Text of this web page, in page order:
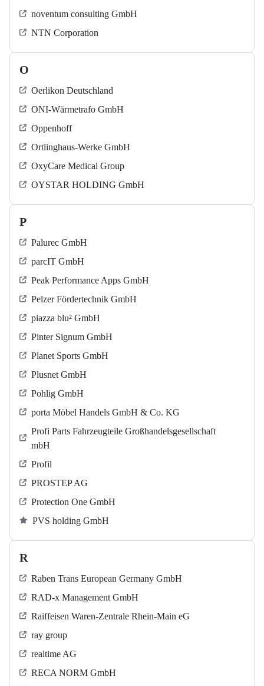
noventum consulting GmbH
NTN Corporation
O
Oerlikon Deutschland
ONI-Wärmetrafo GmbH
Oppenhoff
Ortlinghaus-Werke GmbH
OxyCare Medical Group
OYSTAR HOLDING GmbH
P
Palurec GmbH
parcIT GmbH
Peak Performance Apps GmbH
Pelzer Fördertechnik GmbH
piazza blu² GmbH
Pinter Signum GmbH
Planet Sports GmbH
Plusnet GmbH
Pohlig GmbH
porta Möbel Handels GmbH & Co. KG
Profi Parts Fahrzeugteile Großhandelsgesellschaft
mbH
Profil
PROSTEP AG
Protection One GmbH
PVS holding GmbH
R
Raben Trans European Germany GmbH
RAD-x Management GmbH
Raiffeisen Waren-Zentrale Rhein-Main eG
ray group
realtime AG
RECA NORM GmbH